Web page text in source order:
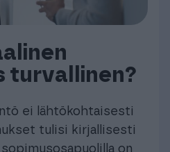
turvallinen?
ei lähtökohtaisesti
tulisi kirjallisesti
on